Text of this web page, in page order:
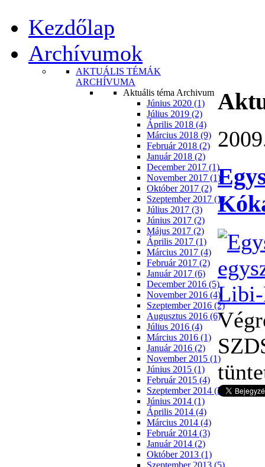
Kezdőlap
Archívumok
AKTUÁLIS TÉMÁK
ARCHÍVUMA
Aktuális téma Archivum
Június 2020 (1)
Július 2019 (2)
Április 2018 (4)
Március 2018 (9)
Február 2018 (2)
Január 2018 (2)
December 2017 (1)
November 2017 (1)
Október 2017 (2)
Szeptember 2017 (1)
Július 2017 (3)
Június 2017 (2)
Május 2017 (2)
Április 2017 (1)
Március 2017 (4)
Február 2017 (2)
Január 2017 (6)
December 2016 (5)
November 2016 (4)
Szeptember 2016 (2)
Augusztus 2016 (6)
Július 2016 (4)
Március 2016 (1)
Január 2016 (2)
November 2015 (1)
Június 2015 (1)
Február 2015 (4)
Szeptember 2014 (2)
Június 2014 (1)
Április 2014 (4)
Március 2014 (4)
Február 2014 (3)
Január 2014 (2)
Október 2013 (1)
Szeptember 2013 (5)